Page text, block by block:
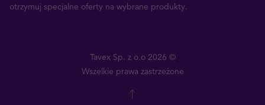
otrzymuj specjalne oferty na wybrane produkty.
Tavex Sp. z o.o 2026 ©
Wszelkie prawa zastrzeżone